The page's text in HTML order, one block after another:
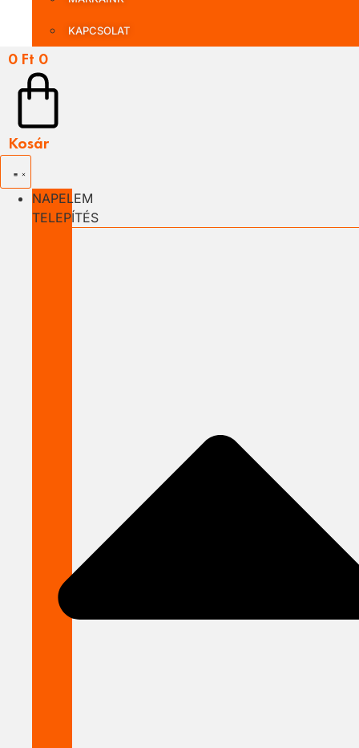
KAPCSOLAT
0 Ft 0
Kosár
NAPELEM
TELEPÍTÉS